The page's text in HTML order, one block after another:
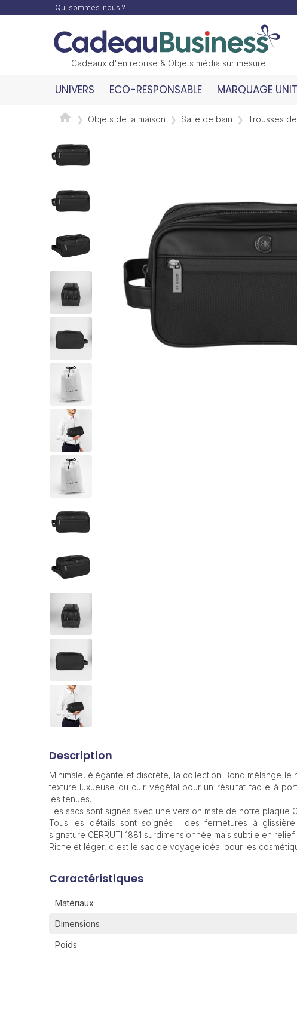
Qui sommes-nous ?
Cadeaux d'entreprise & Objets média sur mesure
UNIVERS ECO-RESPONSABLE MARQUAGE
Objets de la maison Salle de bain Trousses
Description
Minimale, élégante et discrète, la collection Bond mélange le
texture luxueuse du cuir végétal pour un résultat facile à
les tenues.
Les sacs sont signés avec une version mate de notre plaque
Tous les détails sont soignés : des fermetures à
signature CERRUTI 1881 surdimensionnée mais subtile en
Riche et léger, c'est le sac de voyage idéal pour les
Caractéristiques
Matériaux
Dimensions
Poids